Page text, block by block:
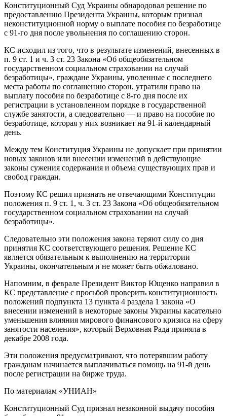
Конституционный Суд Украины обнародовал решение по
предоставлению Президента Украины, которым признал
неконституционной норму о выплате пособия по безработице
с 91-го дня после увольнения по соглашению сторон.
КС исходил из того, что в результате изменений, внесенных в
п. 9 ст. 1 и ч. 3 ст. 23 Закона «Об общеобязательном
государственном социальном страховании на случай
безработицы», граждане Украины, уволенные с последнего
места работы по соглашению сторон, утратили право на
выплату пособия по безработице с 8-го дня после их
регистрации в установленном порядке в государственной
службе занятости, а следовательно — и право на пособие по
безработице, которая у них возникает на 91-й календарный
день.
Между тем Конституция Украины не допускает при принятии
новых законов или внесении изменений в действующие
законы сужения содержания и объема существующих прав и
свобод граждан.
Поэтому КС решил признать не отвечающими Конституции
положения п. 9 ст. 1, ч. 3 ст. 23 Закона «Об общеобязательном
государственном социальном страховании на случай
безработицы».
Следовательно эти положения закона теряют силу со дня
принятия КС соответствующего решения. Решение КС
является обязательным к выполнению на территории
Украины, окончательным и не может быть обжаловано.
Напомним, в феврале Президент Виктор Ющенко направил в
КС представление с просьбой проверить конституционность
положений подпункта 13 пункта 4 раздела 1 закона «О
внесении изменений в некоторые законы Украины касательно
уменьшения влияния мирового финансового кризиса на сферу
занятости населения», который Верховная Рада приняла в
декабре 2008 года.
Эти положения предусматривают, что потерявшим работу
гражданам начинается выплачиваться помощь на 91-й день
после регистрации на бирже труда.
По материалам «УНИАН»
Конституционный Суд признал незаконной выдачу пособия